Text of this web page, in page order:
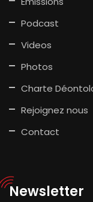
Podcast
Videos
Photos
Charte
Rejoignez nous
Contact
Newsletter